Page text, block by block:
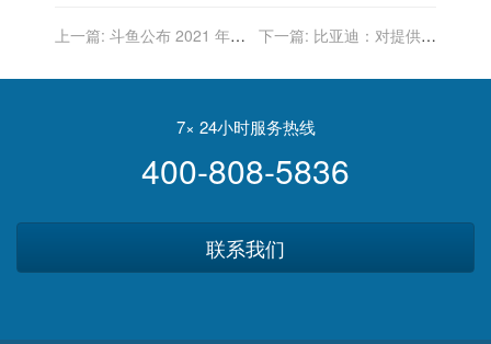
上一篇: 斗鱼公布 2021 年度
yyds、为什么不 ban 猛犸入
下一篇: 比亚迪：对提供网
万至 100 万人民币
7× 24小时服务热线
400-808-5836
联系我们